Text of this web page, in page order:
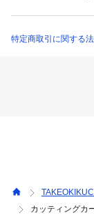
レンジをお楽し
【推奨サイズ】
01サイズ（S）
特定商取引に関する
カッティングカ